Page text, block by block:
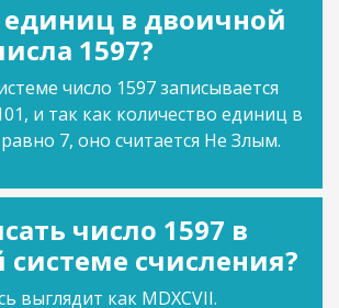
единиц в двоичной
1597?
число 1597 записывается
и так как количество единиц в
7, оно считается Не Злым.
число 1597 в
счисления?
выглядит как MDXCVII.